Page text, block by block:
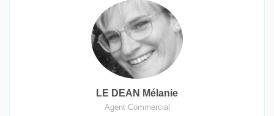
LE DEAN Mélanie
Agent Commercial